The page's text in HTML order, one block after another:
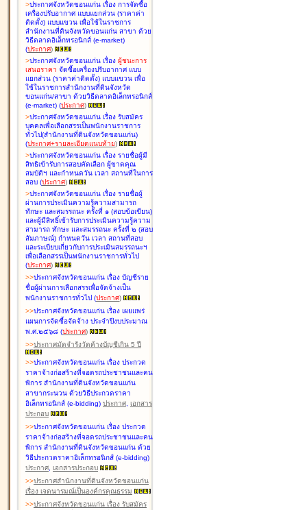
>ประกาศจังหวัดขอนแก่น เรื่อง การจัดซื้อ
เครื่องปรับอากาศ แบบแยกส่วน (ราคาค่า
ติดตั้ง) แบบแขวน เพื่อใช้ในราชการ
สำนักงานที่ดินจังหวัดขอนแก่น สาขา ด้วย
วิธีตลาดอิเล็กทรอนิกส์ (e-market)
(ประกาศ)
>ประกาศจังหวัดขอนแก่น เรื่อง ผู้ชนะการ
เสนอราคา จัดซื้อเครื่องปรับอากาศ แบบ
แยกส่วน (ราคาค่าติดตั้ง) แบบแขวน เพื่อ
ใช้ในราชการสำนักงานที่ดินจังหวัด
ขอนแก่น/สาขา ด้วยวิธีตลาดอิเล็กทรอนิกส์
(e-market) (ประกาศ)
>ประกาศจังหวัดขอนแก่น เรื่อง รับสมัคร
บุคคลเพื่อเลือกสรรเป็นพนักงานราชการ
ทั่วไป(สำนักงานที่ดินจังหวัดขอนแก่น)
(ประกาศ+รายละเอียดแนบท้าย)
>ประกาศจังหวัดขอนแก่น เรื่อง รายชื่อผู้มี
สิทธิเข้ารับการสอบคัดเลือก ผู้ขาดคุณ
สมบัติฯ และกำหนดวัน เวลา สถานที่ในการ
สอบ (ประกาศ)
>ประกาศจังหวัดขอนแก่น เรื่อง รายชื่อผู้
ผ่านการประเมินความรู้ความสามารถ
ทักษะ และสมรรถนะ ครั้งที่ ๑ (สอบข้อเขียน)
และผู้มีสิทธิ์เข้ารับการประเมินความรู้ความ
สามารถ ทักษะ และสมรรถนะ ครั้งที่ ๒ (สอบ
สัมภาษณ์) กำหนดวัน เวลา สถานที่สอบ
และระเบียบเกี่ยวกับการประเมินสมรรถนะฯ
เพื่อเลือกสรรเป็นพนักงานราชการทั่วไป
(ประกาศ)
>>ประกาศจังหวัดขอนแก่น เรื่อง บัญชีราย
ชื่อผู้ผ่านการเลือกสรรเพื่อจัดจ้างเป็น
พนักงานราชการทั่วไป (ประกาศ)
>>ประกาศจังหวัดขอนแก่น เรื่อง เผยแพร่
แผนการจัดซื้อจัดจ้าง ประจำปีงบประมาณ
พ.ศ.๒๕๖๘ (ประกาศ)
>>ประกาศมัดจำรังวัดค้างบัญชีเกิน 5 ปี
>>ประกาศจังหวัดขอนแก่น เรื่อง ประกวด
ราคาจ้างก่อสร้างที่จอดรถประชาชนและคน
พิการ สำนักงานที่ดินจังหวัดขอนแก่น
สาขากระนวน ด้วยวิธีประกวดราคา
อิเล็กทรอนิกส์ (e-bidding) ประกาศ, เอกสาร
ประกอบ
>>ประกาศจังหวัดขอนแก่น เรื่อง ประกวด
ราคาจ้างก่อสร้างที่จอดรถประชาชนและคน
พิการ สำนักงานที่ดินจังหวัดขอนแก่น ด้วย
วิธีประกวดราคาอิเล็กทรอนิกส์ (e-bidding)
ประกาศ, เอกสารประกอบ
>>ประกาศสำนักงานที่ดินจังหวัดขอนแก่น
เรื่อง เจตนารมณ์เป็นองค์กรคุณธรรม
>>ประกาศจังหวัดขอนแก่น เรื่อง รับสมัคร